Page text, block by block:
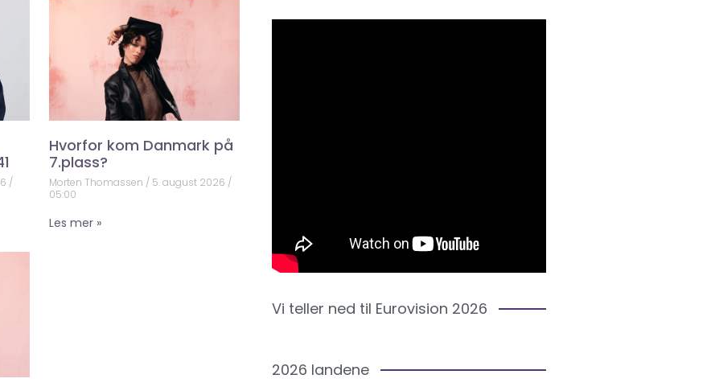
Hvorfor kom Danmark på
7.plass?
Morten Thomassen
5. august 2026
05:00
Les mer »
Vi teller ned til Eurovision 2026
2026 landene